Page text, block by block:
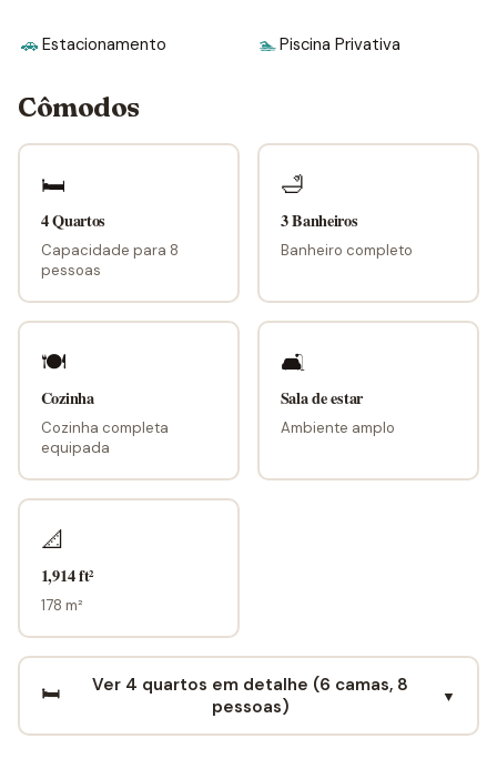
🚗 Estacionamento 🏊Piscina Privativa
Cômodos
🛏
4 Quartos
Capacidade para 8
pessoas
🛁
3 Banheiros
Banheiro completo
🍽
Cozinha
Cozinha completa
equipada
🛋
Sala de estar
Ambiente amplo
📐
1,914 ft²
178 m²
🛏️
Ver 4 quartos em detalhe (6 camas, 8
pessoas)
▼